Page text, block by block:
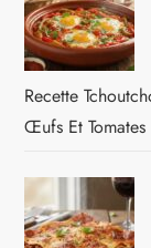
Recette
Œufs Et Tomates